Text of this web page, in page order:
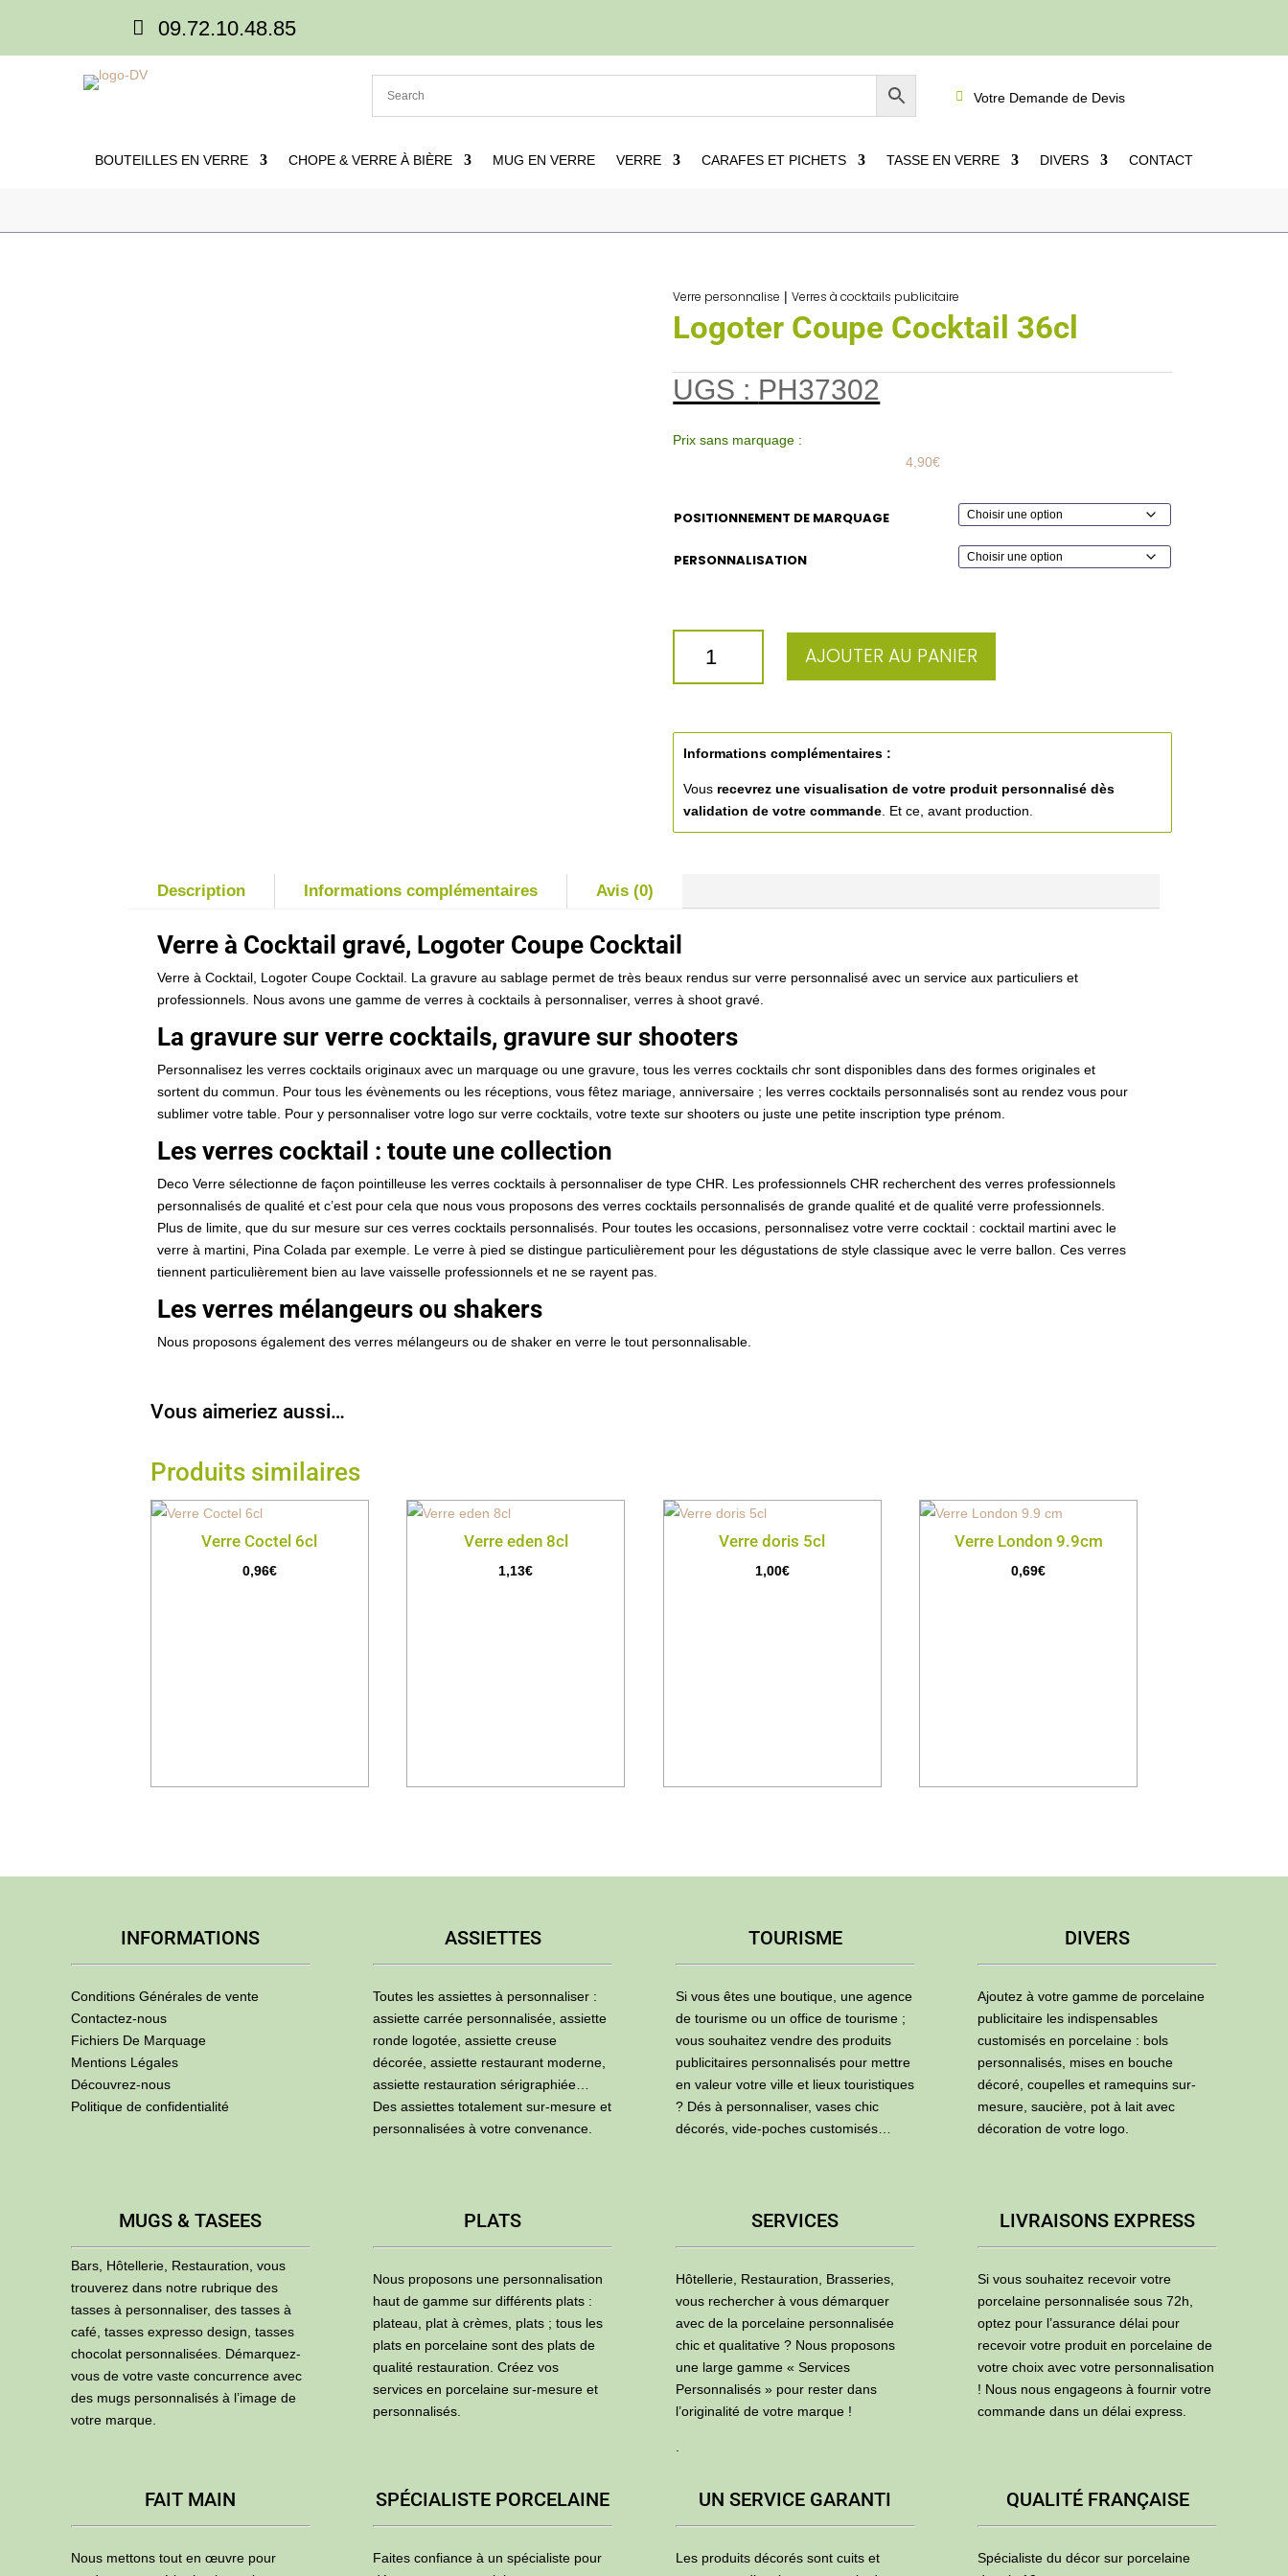
 09.72.10.48.85
 Votre Demande de Devis
BOUTEILLES EN VERRE CHOPE & VERRE À BIÈRE MUG EN VERRE VERRE CARAFES ET PICHETS TASSE EN VERRE DIVERS CONTACT
Verre personnalise |Verres à cocktails publicitaire
Logoter Coupe Cocktail 36cl
UGS : PH37302
Prix sans marquage :
4,90€
POSITIONNEMENT DE MARQUAGE
PERSONNALISATION
LOGOTER
36CL
AJOUTER AU PANIER
Informations complémentaires :
Vous recevrez une visualisation de votre produit personnalisé dès
validation de votre commande . Et ce, avant production.
Description Informations complémentaires Avis (0)
Verre à Cocktail gravé, Logoter Coupe Cocktail
Verre à Cocktail, Logoter Coupe Cocktail. La gravure au sablage permet de très beaux rendus sur verre personnalisé avec un service aux particuliers et
professionnels. Nous avons une gamme de verres à cocktails à personnaliser, verres à shoot gravé.
La gravure sur verre cocktails, gravure sur shooters
Personnalisez les verres cocktails originaux avec un marquage ou une gravure, tous les verres cocktails chr sont disponibles dans des formes originales et
sortent du commun. Pour tous les évènements ou les réceptions, vous fêtez mariage, anniversaire ; les verres cocktails personnalisés sont au rendez vous pour
sublimer votre table. Pour y personnaliser votre logo sur verre cocktails, votre texte sur shooters ou juste une petite inscription type prénom.
Les verres cocktail : toute une collection
Deco Verre sélectionne de façon pointilleuse les verres cocktails à personnaliser de type CHR. Les professionnels CHR recherchent des verres professionnels
personnalisés de qualité et c’est pour cela que nous vous proposons des verres cocktails personnalisés de grande qualité et de qualité verre professionnels.
Plus de limite, que du sur mesure sur ces verres cocktails personnalisés. Pour toutes les occasions, personnalisez votre verre cocktail : cocktail martini avec le
verre à martini, Pina Colada par exemple. Le verre à pied se distingue particulièrement pour les dégustations de style classique avec le verre ballon. Ces verres
tiennent particulièrement bien au lave vaisselle professionnels et ne se rayent pas.
Les verres mélangeurs ou shakers
Nous proposons également des verres mélangeurs ou de shaker en verre le tout personnalisable.
Vous aimeriez aussi…
Produits similaires
Verre Coctel 6cl
0,96€
Verre eden 8cl
1,13€
Verre doris 5cl
1,00€
Verre London 9.9cm
0,69€
INFORMATIONS
Conditions Générales de vente
Contactez-nous
Fichiers De Marquage
Mentions Légales
Découvrez-nous
Politique de confidentialité
ASSIETTES
Toutes les assiettes à personnaliser :
assiette carrée personnalisée, assiette
ronde logotée, assiette creuse
décorée, assiette restaurant moderne,
assiette restauration sérigraphiée…
Des assiettes totalement sur-mesure et
personnalisées à votre convenance.
TOURISME
Si vous êtes une boutique, une agence
de tourisme ou un office de tourisme ;
vous souhaitez vendre des produits
publicitaires personnalisés pour mettre
en valeur votre ville et lieux touristiques
? Dés à personnaliser, vases chic
décorés, vide-poches customisés…
DIVERS
Ajoutez à votre gamme de porcelaine
publicitaire les indispensables
customisés en porcelaine : bols
personnalisés, mises en bouche
décoré, coupelles et ramequins sur-
mesure, saucière, pot à lait avec
décoration de votre logo.
MUGS & TASEES
Bars, Hôtellerie, Restauration, vous
trouverez dans notre rubrique des
tasses à personnaliser, des tasses à
café, tasses expresso design, tasses
chocolat personnalisées. Démarquez-
vous de votre vaste concurrence avec
des mugs personnalisés à l’image de
votre marque.
PLATS
Nous proposons une personnalisation
haut de gamme sur différents plats :
plateau, plat à crèmes, plats ; tous les
plats en porcelaine sont des plats de
qualité restauration. Créez vos
services en porcelaine sur-mesure et
personnalisés.
SERVICES
Hôtellerie, Restauration, Brasseries,
vous rechercher à vous démarquer
avec de la porcelaine personnalisée
chic et qualitative ? Nous proposons
une large gamme « Services
Personnalisés » pour rester dans
l’originalité de votre marque !
LIVRAISONS EXPRESS
Si vous souhaitez recevoir votre
porcelaine personnalisée sous 72h,
optez pour l’assurance délai pour
recevoir votre produit en porcelaine de
votre choix avec votre personnalisation
! Nous nous engageons à fournir votre
commande dans un délai express.
FAIT MAIN
Nous mettons tout en œuvre pour
SPÉCIALISTE PORCELAINE
Faites confiance à un spécialiste pour
UN SERVICE GARANTI
Les produits décorés sont cuits et
QUALITÉ FRANÇAISE
Spécialiste du décor sur porcelaine